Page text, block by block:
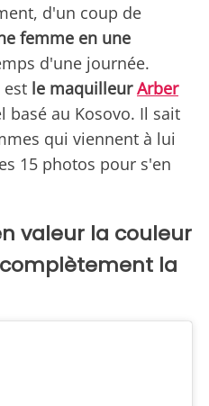
d'un coup de
femme en une
d'une journée.
est le maquilleurArber
basé au Kosovo. Il sait
qui viennent à lui
15 photos pour s'en
valeur la couleur
la